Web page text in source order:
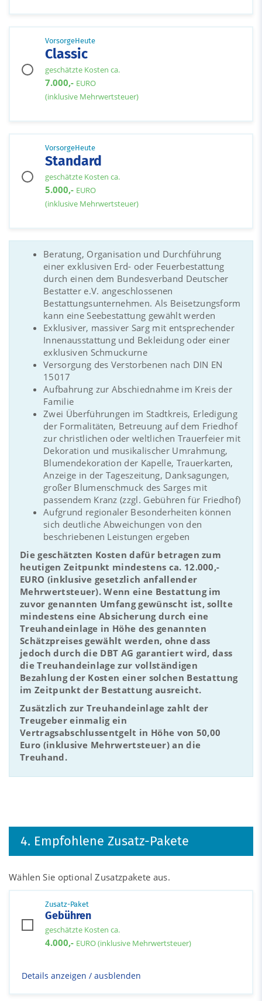
VorsorgeHeute
Classic
geschätzte Kosten ca.
7.000,- EURO
(inklusive Mehrwertsteuer)
VorsorgeHeute
Standard
geschätzte Kosten ca.
5.000,- EURO
(inklusive Mehrwertsteuer)
Beratung, Organisation und Durchführung
einer exklusiven Erd- oder Feuerbestattung
durch einen dem Bundesverband Deutscher
Bestatter e.V. angeschlossenen
Bestattungsunternehmen. Als Beisetzungsform
kann eine Seebestattung gewählt werden
Exklusiver, massiver Sarg mit entsprechender
Innenausstattung und Bekleidung oder einer
exklusiven Schmuckurne
Versorgung des Verstorbenen nach DIN EN
15017
Aufbahrung zur Abschiednahme im Kreis der
Familie
Zwei Überführungen im Stadtkreis, Erledigung
der Formalitäten, Betreuung auf dem Friedhof
zur christlichen oder weltlichen Trauerfeier mit
Dekoration und musikalischer Umrahmung,
Blumendekoration der Kapelle, Trauerkarten,
Anzeige in der Tageszeitung, Danksagungen,
großer Blumenschmuck des Sarges mit
passendem Kranz (zzgl. Gebühren für Friedhof)
Aufgrund regionaler Besonderheiten können
sich deutliche Abweichungen von den
beschriebenen Leistungen ergeben
Die geschätzten Kosten dafür betragen zum
heutigen Zeitpunkt mindestens ca. 12.000,-
EURO (inklusive gesetzlich anfallender
Mehrwertsteuer). Wenn eine Bestattung im
zuvor genannten Umfang gewünscht ist, sollte
mindestens eine Absicherung durch eine
Treuhandeinlage in Höhe des genannten
Schätzpreises gewählt werden, ohne dass
jedoch durch die DBT AG garantiert wird, dass
die Treuhandeinlage zur vollständigen
Bezahlung der Kosten einer solchen Bestattung
im Zeitpunkt der Bestattung ausreicht.
Zusätzlich zur Treuhandeinlage zahlt der
Treugeber einmalig ein
Vertragsabschlussentgelt in Höhe von 50,00
Euro (inklusive Mehrwertsteuer) an die
Treuhand.
4. Empfohlene Zusatz-Pakete
Wählen Sie optional Zusatzpakete aus.
Zusatz-Paket
Gebühren
geschätzte Kosten ca.
4.000,- EURO (inklusive Mehrwertsteuer)
Details anzeigen / ausblenden